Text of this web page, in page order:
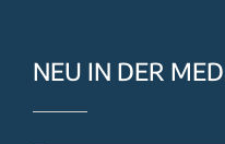
NEU IN DER